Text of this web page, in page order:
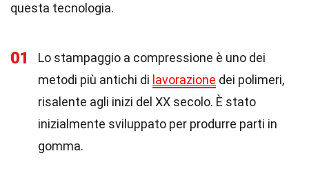
questa tecnologia.
01
Lo stampaggio a compressione è uno dei
metodi più antichi di lavorazione dei polimeri,
risalente agli inizi del XX secolo. È stato
inizialmente sviluppato per produrre parti in
gomma.